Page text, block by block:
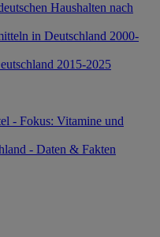
Haushalten nach
in Deutschland 2000-
2015-2025
- Fokus: Vitamine und
- Daten & Fakten